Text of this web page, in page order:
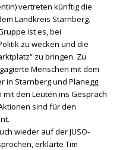
vertreten künftig die
Landkreis Starnberg.
ist es, bei
zu wecken und die
zu bringen. Zu
Menschen mit dem
in Starnberg und Planegg
den Leuten ins Gespräch
sind für den
wieder auf der JUSO-
erklärte Tim